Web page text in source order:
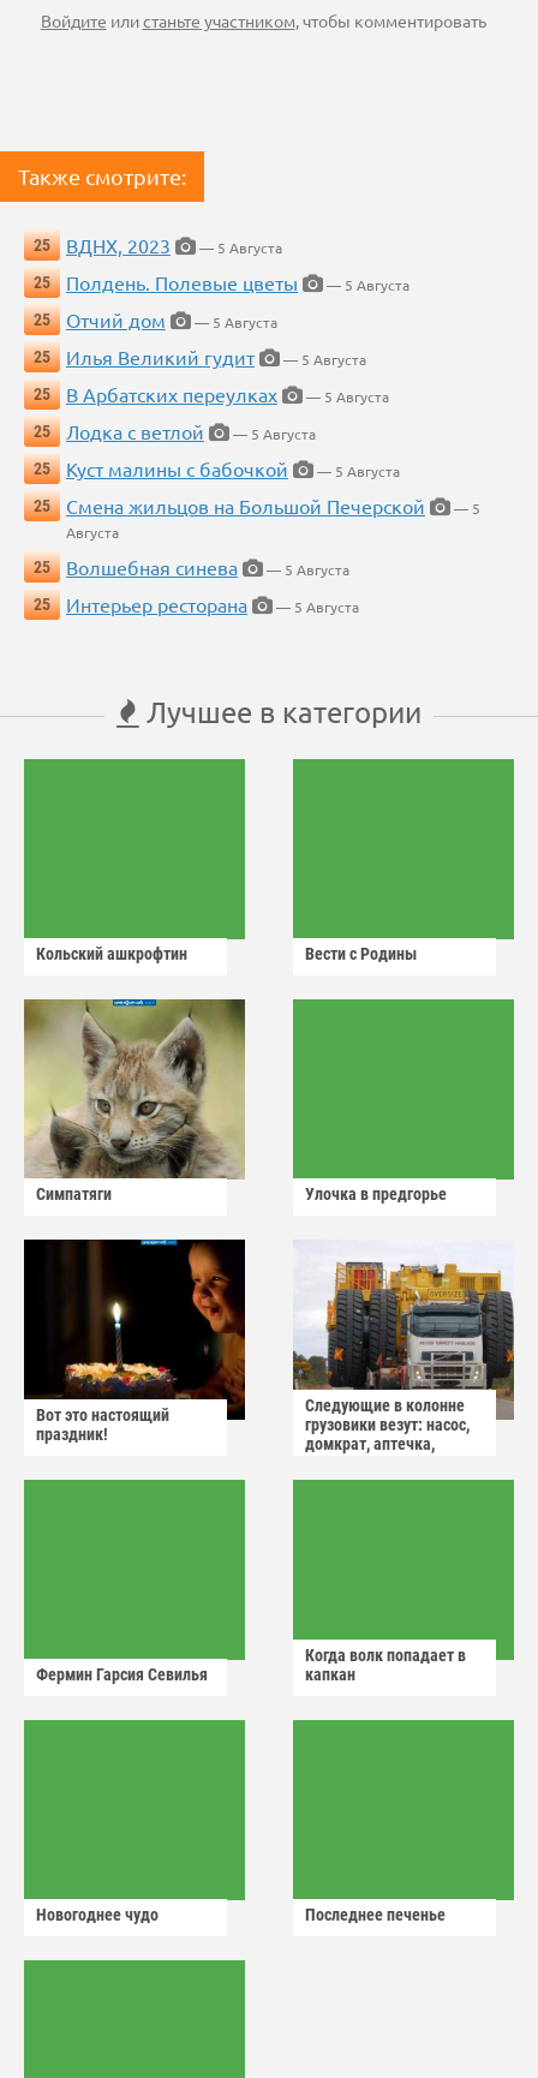
Войдите илистаньте участником, чтобы комментировать
Также смотрите:
25 ВДНХ, 2023
— 5 Августа
25
Полдень. Полевые цветы
— 5 Августа
25
Отчий дом
— 5 Августа
25
Илья Великий гудит
— 5 Августа
25
В Арбатских переулках
— 5 Августа
25
Лодка с ветлой
— 5 Августа
25
Куст малины с бабочкой
— 5 Августа
25
Смена жильцов на Большой Печерской
— 5
Августа
25
Волшебная синева
— 5 Августа
25
Интерьер ресторана — 5 Августа
Лучшее в категории
Кольский ашкрофтин Вести с Родины
Симпатяги Улочка в предгорье
Вот это настоящий
праздник!
Следующие в колонне
грузовики везут: насос,
домкрат, аптечка,
Фермин Гарсия Севилья
Когда волк попадает в
капкан
Новогоднее чудо Последнее печенье